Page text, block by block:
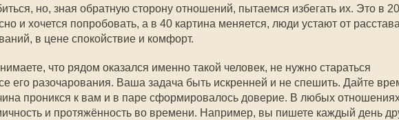
но, зная обратную сторону отношений, пытаемся избегать их. Это в
и хочется попробовать, а в 40 картина меняется, люди устают от
в цене спокойствие и комфорт.
что рядом оказался именно такой человек, не нужно стараться
его разочарования. Ваша задача быть искренней и не спешить. Дайте
проникся к вам и в паре сформировалось доверие. В любых
и протяжённость во времени. Например, вы пишете каждый день